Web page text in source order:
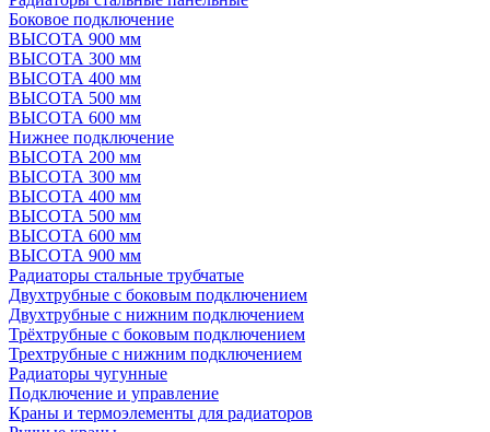
Боковое подключение
ВЫСОТА 900 мм
ВЫСОТА 300 мм
ВЫСОТА 400 мм
ВЫСОТА 500 мм
ВЫСОТА 600 мм
Нижнее подключение
ВЫСОТА 200 мм
ВЫСОТА 300 мм
ВЫСОТА 400 мм
ВЫСОТА 500 мм
ВЫСОТА 600 мм
ВЫСОТА 900 мм
Радиаторы стальные трубчатые
Двухтрубные с боковым подключением
Двухтрубные с нижним подключением
Трёхтрубные с боковым подключением
Трехтрубные с нижним подключением
Радиаторы чугунные
Подключение и управление
Краны и термоэлементы для радиаторов